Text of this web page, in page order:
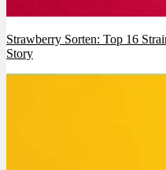
Strawberry Sorten: Top 16
Story